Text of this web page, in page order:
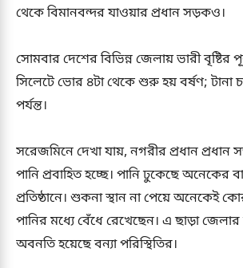
থেকে বিমানবন্দর যাওয়ার প্রধান সড়কও।
সোমবার দেশের বিভিন্ন জেলায় ভারী বৃষ্টির
সিলেটে ভোর ৪টা থেকে শুরু হয় বর্ষণ; টানা
পর্যন্ত।
সরেজমিনে দেখা যায়, নগরীর প্রধান
পানি প্রবাহিত হচ্ছে। পানি ঢুকেছে অনেকের
প্রতিষ্ঠানে। শুকনা স্থান না পেয়ে অনেকেই
পানির মধ্যে বেঁধে রেখেছেন। এ ছাড়া
অবনতি হয়েছে বন্যা পরিস্থিতির।